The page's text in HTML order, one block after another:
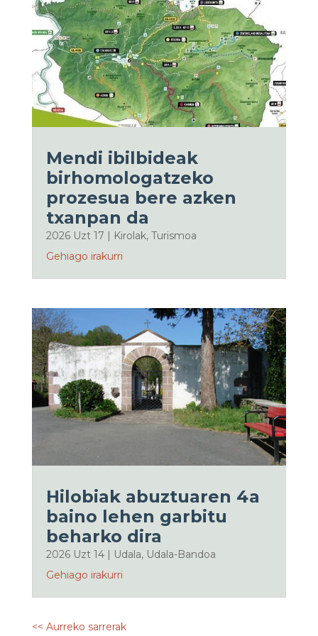
Mendi ibilbideak
birhomologatzeko
prozesua bere azken
txanpan da
2026 Uzt 17 | Kirolak, Turismoa
Gehiago irakurri
Hilobiak abuztuaren 4a
baino lehen garbitu
beharko dira
2026 Uzt 14| Udala, Udala-Bandoa
Gehiago irakurri
<< Aurreko sarrerak